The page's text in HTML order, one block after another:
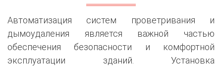
Автоматизация систем проветривания и
дымоудаления является важной частью
обеспечения безопасности и комфортной
эксплуатации зданий. Установка